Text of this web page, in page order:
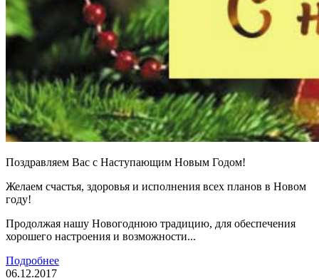
Поздравляем Вас с Наступающим Новым Годом!
Желаем счастья, здоровья и исполнения всех планов в Новом
году!
Продолжая нашу Новогоднюю традицию, для обеспечения
хорошего настроения и возможности...
Подробнее
06.12.2017